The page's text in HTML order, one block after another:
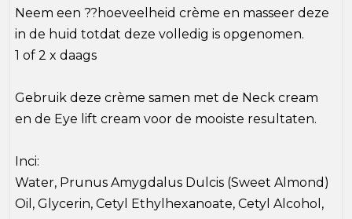
Neem een ??hoeveelheid crème en masseer deze
in de huid totdat deze volledig is opgenomen.
1 of 2 x daags
Gebruik deze crème samen met de Neck cream
en de Eye lift cream voor de mooiste resultaten.
Inci:
Water, Prunus Amygdalus Dulcis (Sweet Almond)
Oil, Glycerin, Cetyl Ethylhexanoate, Cetyl Alcohol,